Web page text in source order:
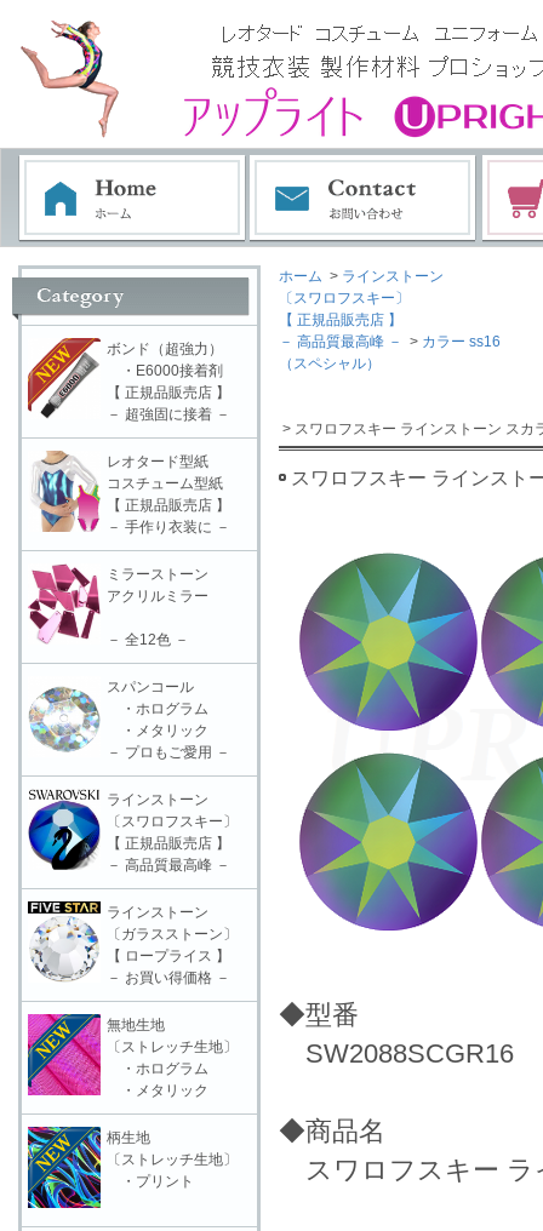
ホーム > ラインストーン
〔スワロフスキー〕
【 正規品販売店 】
－ 高品質最高峰 －
> カラー ss16
（スペシャル）
> スワロフスキー ラインストーン スカ
スワロフスキー ラインスト
◆型番
SW2088SCGR16
◆商品名
スワロフスキー ラ
ボンド（超強力）
・E6000接着剤
【 正規品販売店 】
－ 超強固に接着 －
レオタード型紙
コスチューム型紙
【 正規品販売店 】
－ 手作り衣装に －
ミラーストーン
アクリルミラー
－ 全12色 －
スパンコール
・ホログラム
・メタリック
－ プロもご愛用 －
ラインストーン
〔スワロフスキー〕
【 正規品販売店 】
－ 高品質最高峰 －
ラインストーン
〔ガラスストーン〕
【 ロープライス 】
－ お買い得価格 －
無地生地
〔ストレッチ生地〕
・ホログラム
・メタリック
柄生地
〔ストレッチ生地〕
・プリント